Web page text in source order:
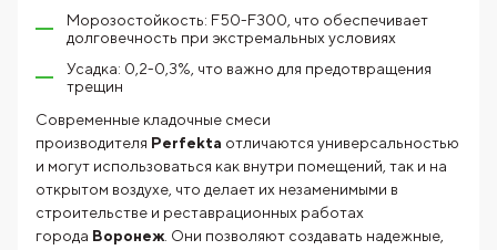
Морозостойкость: F50-F300, что обеспечивает
долговечность при экстремальных условиях
Усадка: 0,2-0,3%, что важно для предотвращения
трещин
Современные кладочные смеси
производителя Perfekta отличаются универсальностью
и могут использоваться как внутри помещений, так и на
открытом воздухе, что делает их незаменимыми в
строительстве и реставрационных работах
города Воронеж . Они позволяют создавать надежные,